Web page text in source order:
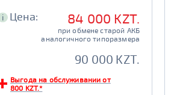
i Цена: 84 000 KZT.
при обмене старой АКБ
аналогичного типоразмера
90 000 KZT.
Выгода на обслуживании от
800 KZT.*